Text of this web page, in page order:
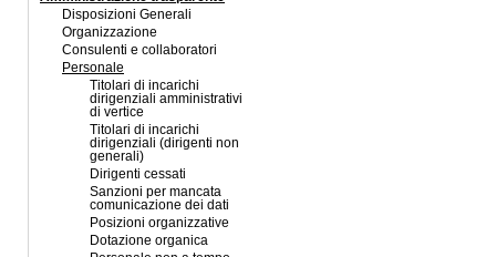
Disposizioni Generali
Organizzazione
Consulenti e collaboratori
Personale
Titolari di incarichi
dirigenziali amministrativi
di vertice
Titolari di incarichi
dirigenziali (dirigenti non
generali)
Dirigenti cessati
Sanzioni per mancata
comunicazione dei dati
Posizioni organizzative
Dotazione organica